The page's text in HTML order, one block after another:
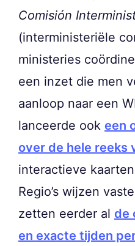
Comisión
(interministeriële
ministeries
een inzet die men
aanloop naar een
lanceerde ook een
over de hele reeks
interactieve
Regio’s wijzen
zetten eerder al de
en exacte tijden